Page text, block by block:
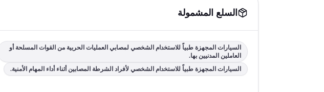
السلع المشمولة
السيارات المجهزة طبياً للاستخدام الشخصي لمصابي العمليات الحربية من القوات المسلحة أو
العاملين المدنيين بها.
السيارات المجهزة طبياً للاستخدام الشخصي لأفراد الشرطة المصابين أثناء أداء المهام الأمنية.